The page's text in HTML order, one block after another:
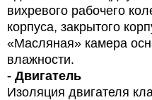
вихревого рабочего
корпуса, закрытого
«Масляная» камера
влажности.
- Двигатель
Изоляция двигателя